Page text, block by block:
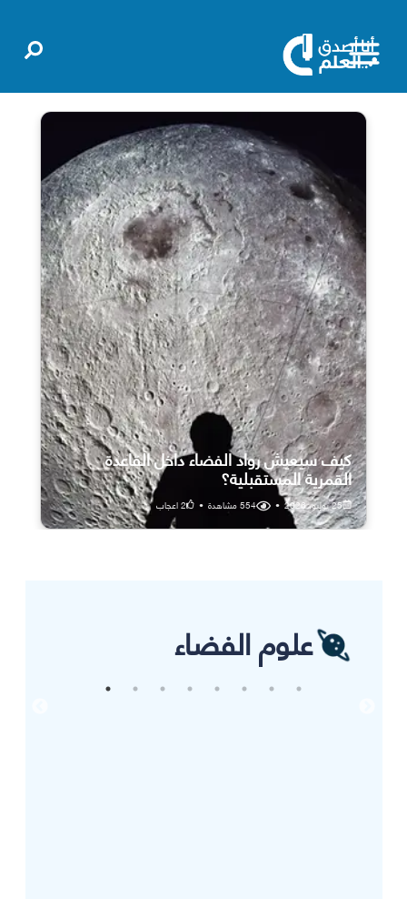
كيف سيعيش رواد الفضاء داخل القاعدة
القمرية المستقبلية؟
25 يوليو، 2026 •
554مشاهدة •
2اعجاب
علوم الفضاء